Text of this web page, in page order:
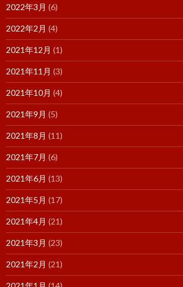
2022年3月 (6)
2022年2月 (4)
2021年12月 (1)
2021年11月 (3)
2021年10月 (4)
2021年9月 (5)
2021年8月 (11)
2021年7月 (6)
2021年6月 (13)
2021年5月 (17)
2021年4月 (21)
2021年3月 (23)
2021年2月 (21)